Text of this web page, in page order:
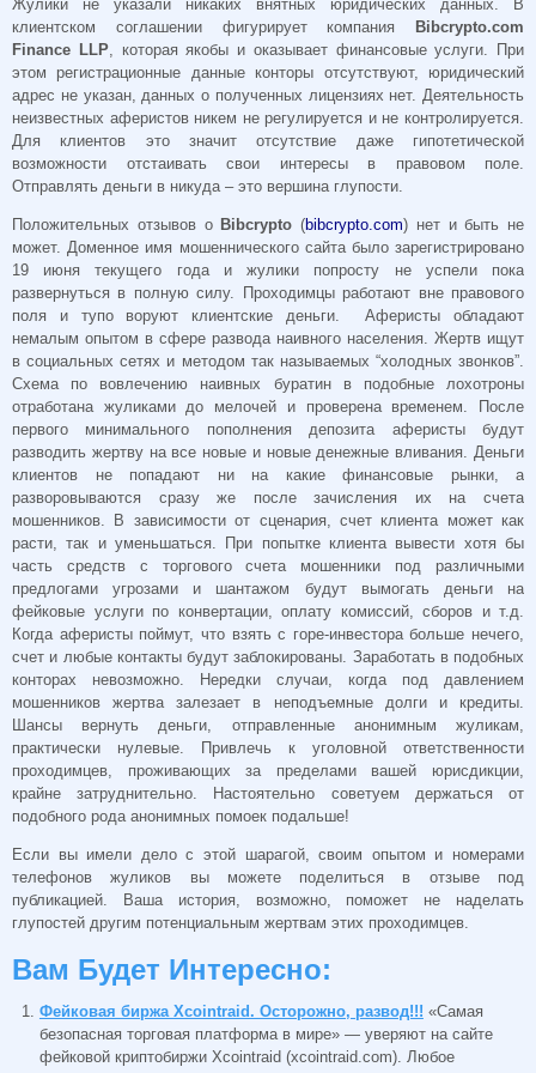
Жулики не указали никаких внятных юридических данных. В
клиентском соглашении фигурирует компания
Bibcrypto.com
Finance LLP, которая якобы и оказывает финансовые услуги. При
этом регистрационные данные конторы отсутствуют, юридический
адрес не указан, данных о полученных лицензиях нет. Деятельность
неизвестных аферистов никем не регулируется и не контролируется.
Для клиентов это значит отсутствие даже гипотетической
возможности отстаивать свои интересы в правовом поле.
Отправлять деньги в никуда – это вершина глупости.
Положительных отзывов о Bibcrypto (bibcrypto.com) нет и быть не
может. Доменное имя мошеннического сайта было зарегистрировано
19 июня текущего года и жулики попросту не успели пока
развернуться в полную силу. Проходимцы работают вне правового
поля и тупо воруют клиентские деньги. Аферисты обладают
немалым опытом в сфере развода наивного населения. Жертв ищут
в социальных сетях и методом так называемых “холодных звонков”.
Схема по вовлечению наивных буратин в подобные лохотроны
отработана жуликами до мелочей и проверена временем. После
первого минимального пополнения депозита аферисты будут
разводить жертву на все новые и новые денежные вливания. Деньги
клиентов не попадают ни на какие финансовые рынки, а
разворовываются сразу же после зачисления их на счета
мошенников. В зависимости от сценария, счет клиента может как
расти, так и уменьшаться. При попытке клиента вывести хотя бы
часть средств с торгового счета мошенники под различными
предлогами угрозами и шантажом будут вымогать деньги на
фейковые услуги по конвертации, оплату комиссий, сборов и т.д.
Когда аферисты поймут, что взять с горе-инвестора больше нечего,
счет и любые контакты будут заблокированы. Заработать в подобных
конторах невозможно. Нередки случаи, когда под давлением
мошенников жертва залезает в неподъемные долги и кредиты.
Шансы вернуть деньги, отправленные анонимным жуликам,
практически нулевые. Привлечь к уголовной ответственности
проходимцев, проживающих за пределами вашей юрисдикции,
крайне затруднительно. Настоятельно советуем держаться от
подобного рода анонимных помоек подальше!
Если вы имели дело с этой шарагой, своим опытом и номерами
телефонов жуликов вы можете поделиться в отзыве под
публикацией. Ваша история, возможно, поможет не наделать
глупостей другим потенциальным жертвам этих проходимцев.
Вам Будет Интересно:
Фейковая биржа Xcointraid. Осторожно, развод!!! «Самая
безопасная торговая платформа в мире» — уверяют на сайте
фейковой криптобиржи Xcointraid (xcointraid.com). Любое